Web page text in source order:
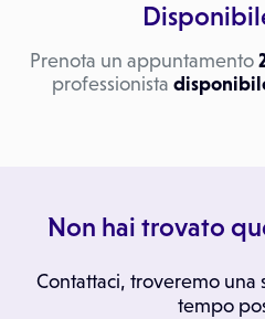
Prenota un appuntamento
professionista
Non hai trovato
Contattaci, troveremo
tempo